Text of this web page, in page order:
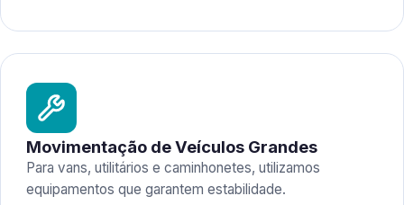
Movimentação de Veículos Grandes
Para vans, utilitários e caminhonetes, utilizamos
equipamentos que garantem estabilidade.